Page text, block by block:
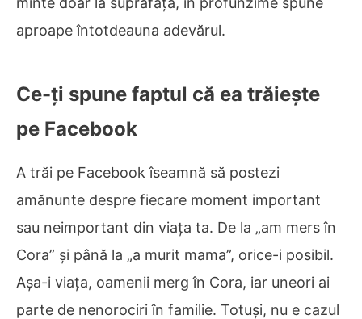
aproape întotdeauna adevărul.
Ce-ți spune faptul că ea trăiește
pe Facebook
A trăi pe Facebook îseamnă să postezi
amănunte despre fiecare moment important
sau neimportant din viața ta. De la „am mers în
Cora” și până la „a murit mama”, orice-i posibil.
Așa-i viața, oamenii merg în Cora, iar uneori ai
parte de nenorociri în familie. Totuși, nu e cazul